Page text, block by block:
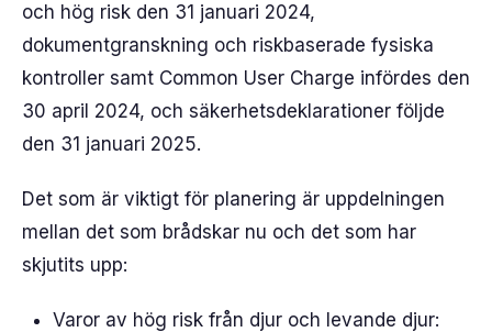
och hög risk den 31 januari 2024,
dokumentgranskning och riskbaserade fysiska
kontroller samt Common User Charge infördes den
30 april 2024, och säkerhetsdeklarationer följde
den 31 januari 2025.
Det som är viktigt för planering är uppdelningen
mellan det som brådskar nu och det som har
skjutits upp:
Varor av hög risk från djur och levande djur: